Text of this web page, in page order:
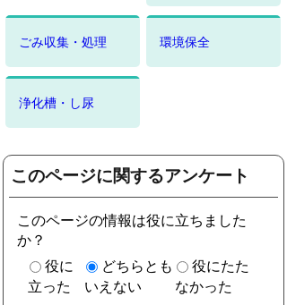
ごみ収集・処理 環境保全
浄化槽・し尿
このページに関するアンケート
このページの情報は役に立ちました
か？
役に
立った
どちらとも
いえない
役にたた
なかった